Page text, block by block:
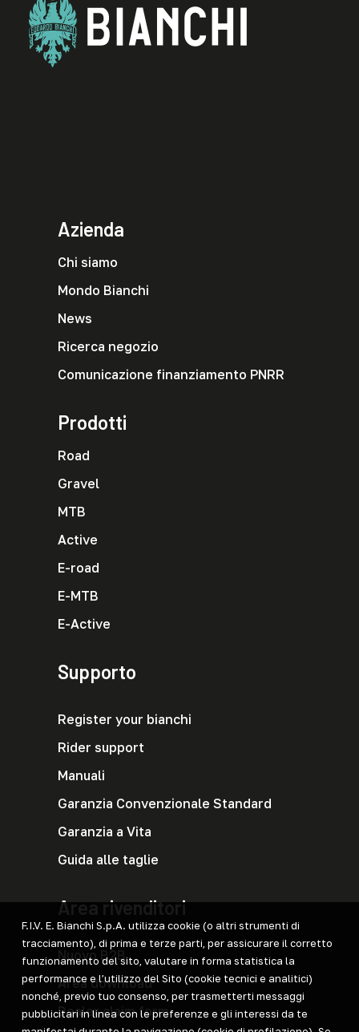
Azienda
Chi siamo
Mondo Bianchi
News
Ricerca negozio
Comunicazione finanziamento PNRR
Prodotti
Road
Gravel
MTB
Active
E-road
E-MTB
E-Active
Supporto
Register your bianchi
Rider support
Manuali
Garanzia Convenzionale Standard
Garanzia a Vita
Guida alle taglie
Area rivenditori
Nuovo B2B
Area download
Dealer claim form
F.I.V. E. Bianchi S.p.A. utilizza cookie (o altri strumenti di
tracciamento), di prima e terze parti, per assicurare il corretto
funzionamento del sito, valutare in forma statistica la
performance e l’utilizzo del Sito (cookie tecnici e analitici)
nonché, previo tuo consenso, per trasmetterti messaggi
pubblicitari in linea con le preferenze e gli interessi da te